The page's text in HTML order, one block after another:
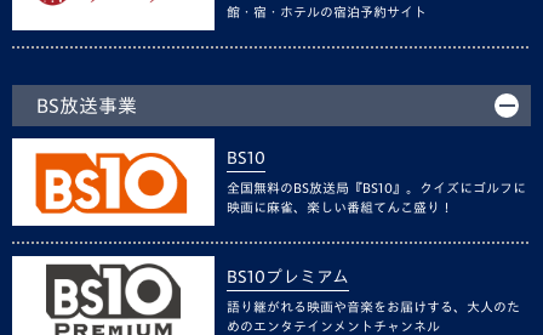
館・宿・ホテルの宿泊予約サイト
BS放送事業
BS10
全国無料のBS放送局『BS10』。クイズにゴルフに
映画に麻雀、楽しい番組てんこ盛り！
BS10プレミアム
語り継がれる映画や音楽をお届けする、大人のた
めのエンタテインメントチャンネル